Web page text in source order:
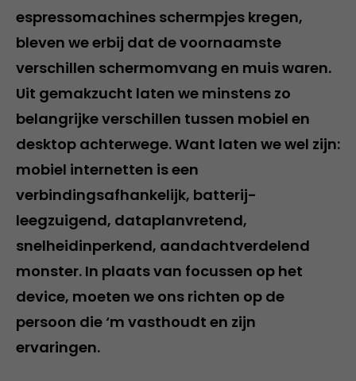
espressomachines schermpjes kregen,
bleven we erbij dat de voornaamste
verschillen schermomvang en muis waren.
Uit gemakzucht laten we minstens zo
belangrijke verschillen tussen mobiel en
desktop achterwege. Want laten we wel zijn:
mobiel internetten is een
verbindingsafhankelijk, batterij-
leegzuigend, dataplanvretend,
snelheidinperkend, aandachtverdelend
monster. In plaats van focussen op het
device, moeten we ons richten op de
persoon die ‘m vasthoudt en zijn
ervaringen.